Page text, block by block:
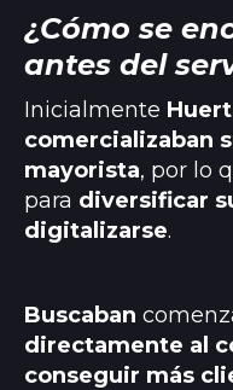
¿Cómo se
antes del
Inicialmente
comercializaban
mayorista, por lo
para diversificar
digitalizarse.
Buscaban
directamente al
conseguir más